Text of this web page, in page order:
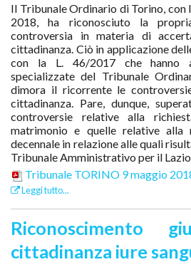
Il Tribunale Ordinario di Torino, con
2018, ha riconosciuto la
controversia in materia di
cittadinanza. Ciò in applicazione
con la L. 46/2017 che hanno
specializzate del Tribunale
dimora il ricorrente le
cittadinanza. Pare, dunque,
controversie relative alla
matrimonio e quelle relative alla
decennale in relazione alle quali
Tribunale Amministrativo per il
Tribunale TORINO 9 maggio
Leggi tutto...
Riconoscimento
cittadinanza iure